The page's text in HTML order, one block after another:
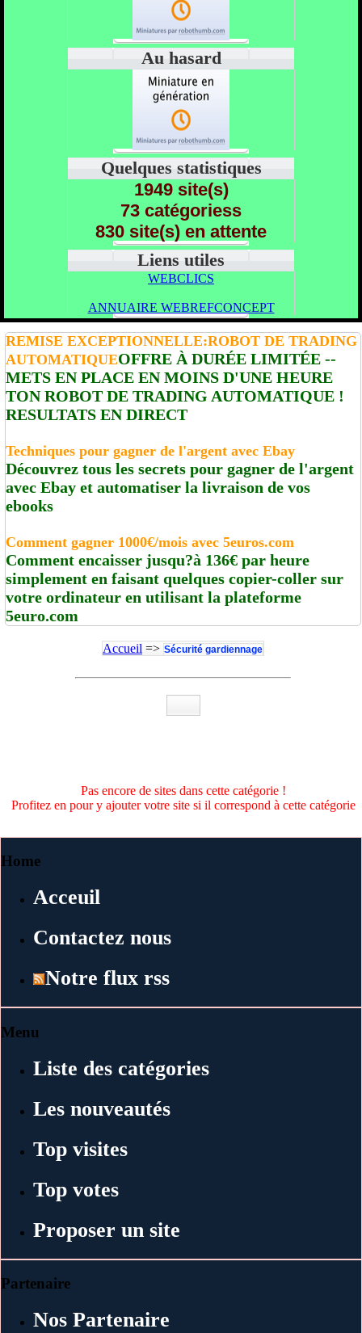
Au hasard
Quelques statistiques
1949 site(s)
73 catégoriess
830 site(s) en attente
Liens utiles
WEBCLICS
ANNUAIRE WEBREFCONCEPT
REMISE EXCEPTIONNELLE:ROBOT DE TRADING
AUTOMATIQUEOFFRE À DURÉE LIMITÉE --
METS EN PLACE EN MOINS D'UNE HEURE
TON ROBOT DE TRADING AUTOMATIQUE !
RESULTATS EN DIRECT
Techniques pour gagner de l'argent avec Ebay
Découvrez tous les secrets pour gagner de l'argent
avec Ebay et automatiser la livraison de vos
ebooks
Comment gagner 1000€/mois avec 5euros.com
Comment encaisser jusqu?à 136€ par heure
simplement en faisant quelques copier-coller sur
votre ordinateur en utilisant la plateforme
5euro.com
Accueil => Sécurité gardiennage
Pas encore de sites dans cette catégorie !
Profitez en pour y ajouter votre site si il correspond à cette catégorie
Home
Acceuil
Contactez nous
Notre flux rss
Menu
Liste des catégories
Les nouveautés
Top visites
Top votes
Proposer un site
Partenaire
Nos Partenaire